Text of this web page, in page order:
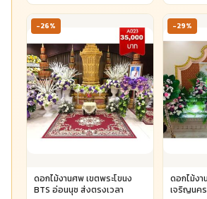
-26%
ดอกไม้งานศพ เขตพระโขนง
BTS อ่อนนุช ส่งตรงเวลา
-29%
ดอกไม้ง
เจริญนค